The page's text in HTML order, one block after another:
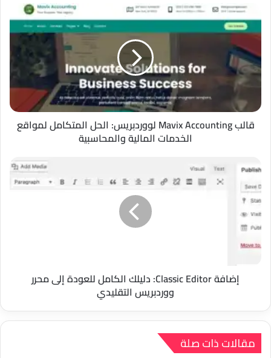
قالب
Mavix
Accounting
لووردبريس:
الحل
المتكامل
لمواقع
الخدمات
المالية
والمحاسبية
قالب Mavix Accounting لووردبريس: الحل المتكامل لمواقع
الخدمات المالية والمحاسبية
Classic
دليلك
الكامل
للعودة
محرر
التقليدي
إضافة Classic Editor: دليلك الكامل للعودة إلى محرر
ووردبريس التقليدي
مقالات ذات صلة